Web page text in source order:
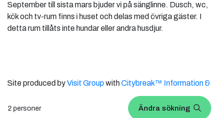
September till sista mars bjuder vi på sänglinne. Dusch, wc,
kök och tv-rum finns i huset och delas med övriga gäster. I
detta rum tillåts inte hundar eller andra husdjur.
2 personer Ändra sökning
Site produced byVisit GroupwithCitybreak™ Information &
WEBX CMS